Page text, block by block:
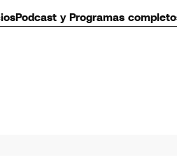
Podcast y Programas